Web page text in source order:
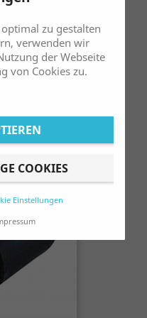
zu gestalten
verwenden wir
der Webseite
von Cookies zu.
COOKIES
Einstellungen
Pas. F. Fantic
/ 300